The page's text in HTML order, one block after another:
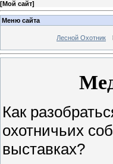
[Мой сайт]
Меню сайта
Лесной Охотник
Как
охотничьих
выставках?